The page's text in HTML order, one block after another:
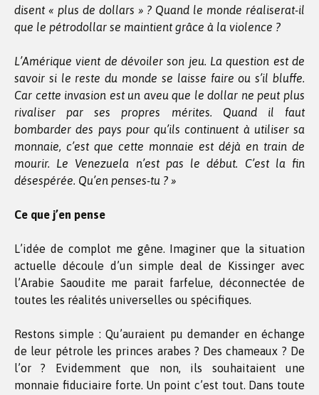
disent « plus de dollars » ? Quand le monde réaliserat-il
que le pétrodollar se maintient grâce à la violence ?
L’Amérique vient de dévoiler son jeu. La question est de
savoir si le reste du monde se laisse faire ou s’il bluffe.
Car cette invasion est un aveu que le dollar ne peut plus
rivaliser par ses propres mérites. Quand il faut
bombarder des pays pour qu’ils continuent à utiliser sa
monnaie, c’est que cette monnaie est déjà en train de
mourir. Le Venezuela n’est pas le début. C’est la fin
désespérée. Qu’en penses-tu ? »
Ce que j’en pense
L’idée de complot me gêne. Imaginer que la situation
actuelle découle d’un simple deal de Kissinger avec
l’Arabie Saoudite me parait farfelue, déconnectée de
toutes les réalités universelles ou spécifiques.
Restons simple : Qu’auraient pu demander en échange
de leur pétrole les princes arabes ? Des chameaux ? De
l’or ? Evidemment que non, ils souhaitaient une
monnaie fiduciaire forte. Un point c’est tout. Dans toute